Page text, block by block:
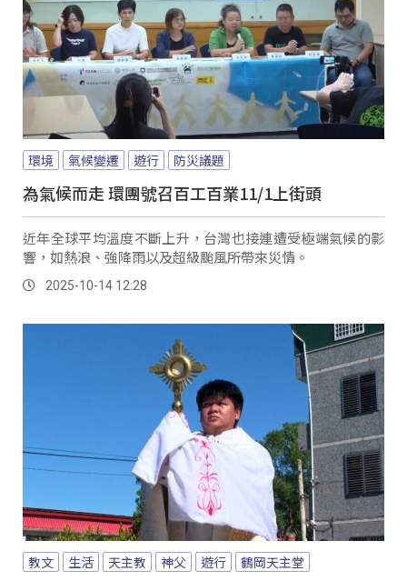
環境 氣候變遷 遊行 防災議題
為氣候而走 環團號召百工百業11/1上街頭
近年全球平均溫度不斷上升，台灣也接連遭受極端氣候的影
響，如熱浪、強降雨以及超級颱風所帶來災情。
2025-10-14 12:28
教文 生活 天主教 神父 遊行 鶴岡天主堂